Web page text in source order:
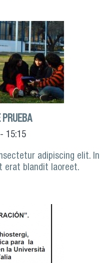
15:15
adipiscing elit. In
erat blandit laoreet.